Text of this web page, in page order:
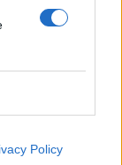
Policy